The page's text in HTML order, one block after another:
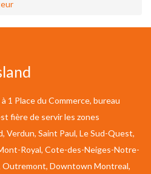
1 Place du Commerce, bureau
fière de servir les zones
Verdun, Saint Paul, Le Sud-Quest,
Royal, Cote-des-Neiges-Notre-
Outremont, Downtown Montreal,